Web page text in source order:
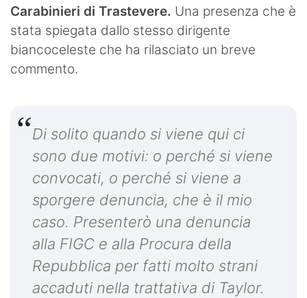
Carabinieri di Trastevere. Una presenza che è
stata spiegata dallo stesso dirigente
biancoceleste che ha rilasciato un breve
commento.
Di solito quando si viene qui ci
sono due motivi: o perché si viene
convocati, o perché si viene a
sporgere denuncia, che è il mio
caso. Presenterò una denuncia
alla FIGC e alla Procura della
Repubblica per fatti molto strani
accaduti nella trattativa di Taylor.